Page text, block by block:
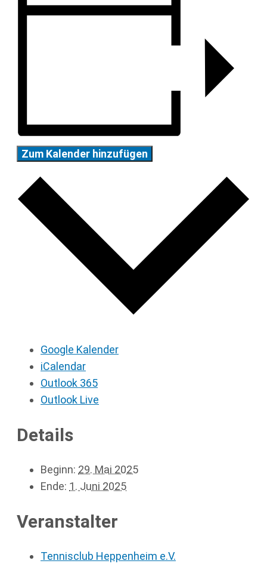
Zum Kalender hinzufügen
Google Kalender
iCalendar
Outlook 365
Outlook Live
Details
Beginn: 29. Mai 2025
Ende: 1. Juni 2025
Veranstalter
Tennisclub Heppenheim e.V.